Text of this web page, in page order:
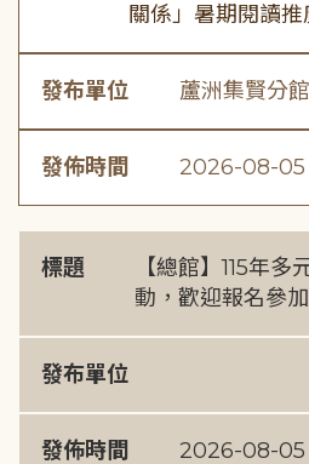
關係」暑期閱讀推
發布單位 蘆洲集賢分館
發佈時間 2026-08-05
標題
【總館】115年
動，歡迎報名參
發布單位
發佈時間 2026-08-05